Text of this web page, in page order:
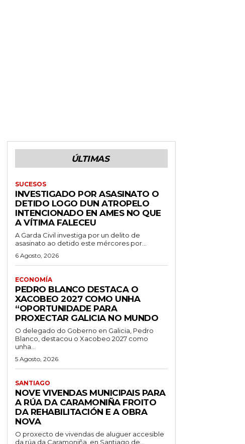
ÚLTIMAS
SUCESOS
INVESTIGADO POR ASASINATO O
DETIDO LOGO DUN ATROPELO
INTENCIONADO EN AMES NO QUE
A VÍTIMA FALECEU
A Garda Civil investiga por un delito de
asasinato ao detido este mércores por...
6 Agosto, 2026
ECONOMÍA
PEDRO BLANCO DESTACA O
XACOBEO 2027 COMO UNHA
“OPORTUNIDADE PARA
PROXECTAR GALICIA NO MUNDO
O delegado do Goberno en Galicia, Pedro
Blanco, destacou o Xacobeo 2027 como
unha...
5 Agosto, 2026
SANTIAGO
NOVE VIVENDAS MUNICIPAIS PARA
A RÚA DA CARAMONIÑA FROITO
DA REHABILITACIÓN E A OBRA
NOVA
O proxecto de vivendas de aluguer accesible
da rúa da Caramoniña, en Santiago de...